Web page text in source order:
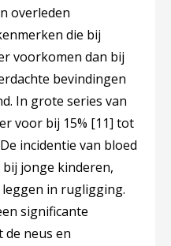
overleden
die bij
voorkomen dan bij
bevindingen
In grote series van
voor bij 15% [11] tot
incidentie van bloed
jonge kinderen,
leggen in rugligging.
significante
de neus en